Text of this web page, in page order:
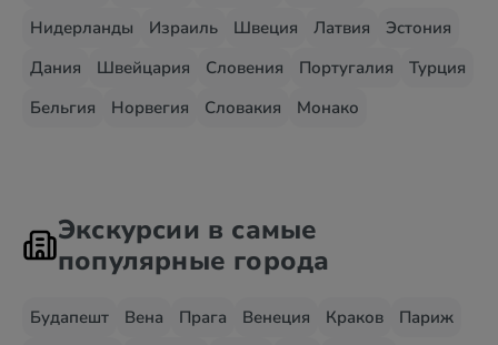
Нидерланды
Израиль Швеция Латвия
Эстония
Дания
Швейцария Словения Португалия
Турция
Бельгия
Норвегия Словакия Монако
Экскурсии в самые
популярные города
Будапешт Вена Прага Венеция Краков
Париж